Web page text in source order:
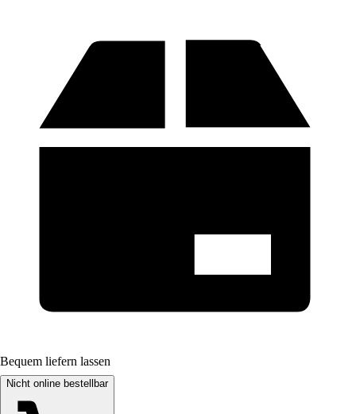
Bequem liefern lassen
Nicht online bestellbar